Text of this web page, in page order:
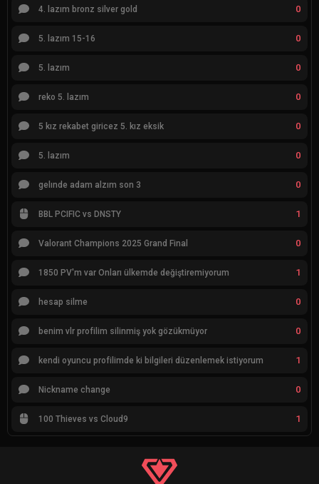
4. lazım bronz silver gold 0
5. lazım 15-16 0
5. lazım 0
reko 5. lazım 0
5 kız rekabet giricez 5. kız eksik 0
5. lazım 0
gelınde adam alzım son 3 0
BBL PCIFIC vs DNSTY 1
Valorant Champions 2025 Grand Final 0
1850 PV'm var Onları ülkemde değiştiremiyorum 1
hesap silme 0
benim vlr profilim silinmiş yok gözükmüyor 0
kendi oyuncu profilimde ki bilgileri düzenlemek istiyorum 1
Nickname change 0
100 Thieves vs Cloud9 1